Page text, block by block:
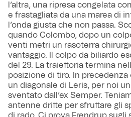
l’altra, una ripresa congelata
e frastagliata da una marea di
l’onda giusta che non passa.
quando Colombo, dopo un
venti metri un rasoterra
vantaggio. Il colpo da biliardo
del 29. La traiettoria termina
posizione di tiro. In
un diagonale di Leris, per noi
sventato dall’ex Semper.
antenne dritte per sfruttare gli